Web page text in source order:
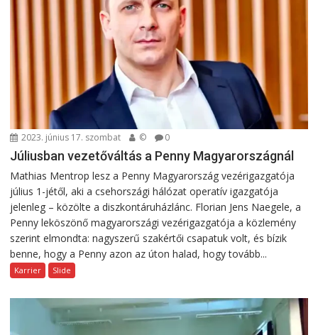
2023. június 17. szombat © 0
Júliusban vezetőváltás a Penny Magyarországnál
Mathias Mentrop lesz a Penny Magyarország vezérigazgatója
július 1-jétől, aki a csehországi hálózat operatív igazgatója
jelenleg – közölte a diszkontáruházlánc. Florian Jens Naegele, a
Penny leköszönő magyarországi vezérigazgatója a közlemény
szerint elmondta: nagyszerű szakértői csapatuk volt, és bízik
benne, hogy a Penny azon az úton halad, hogy tovább...
Karrier Slide